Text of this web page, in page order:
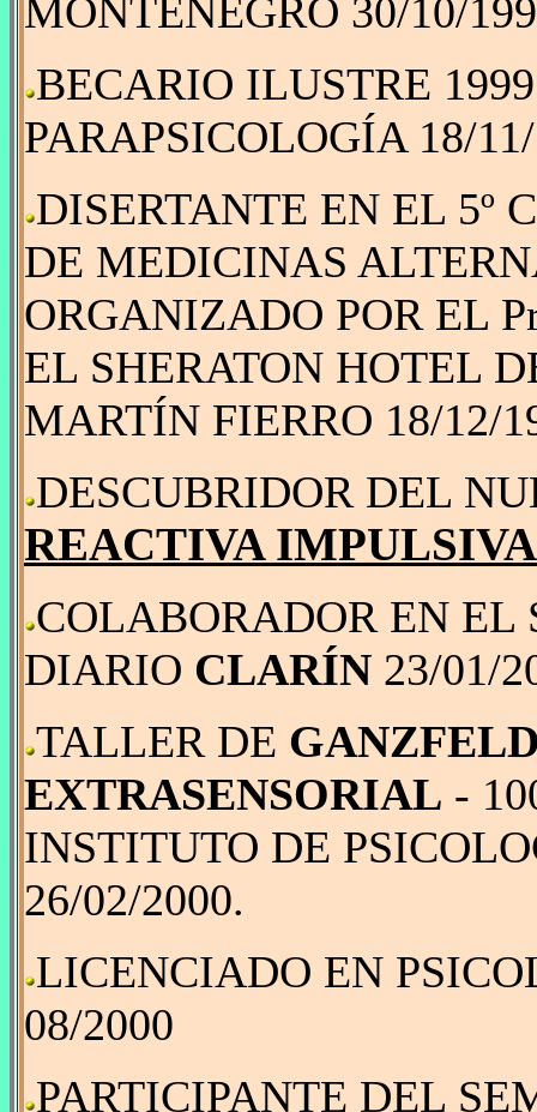
MONTENEGRO 30/10/
BECARIO ILUSTRE
PARAPSICOLOGÍA 18/
DISERTANTE EN EL 5º
DE MEDICINAS
ORGANIZADO POR EL
EL SHERATON HOTEL
MARTÍN FIERRO 18/12/
DESCUBRIDOR DEL
REACTIVA IMPULSIVA
COLABORADOR EN
DIARIO CLARÍN 23/01/
TALLER DE
EXTRASENSORIAL -
INSTITUTO DE
26/02/2000.
LICENCIADO EN
08/2000
PARTICIPANTE DEL